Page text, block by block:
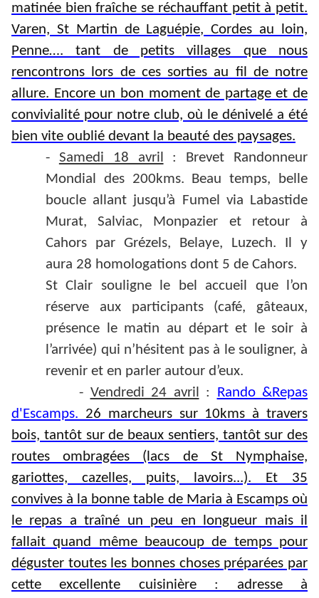
matinée bien fraîche se réchauffant petit à petit.
Varen, St Martin de Laguépie, Cordes au loin,
Penne…. tant de petits villages que nous
rencontrons lors de ces sorties au fil de notre
allure. Encore un bon moment de partage et de
convivialité pour notre club, où le dénivelé a été
bien vite oublié devant la beauté des paysages.
- Samedi 18 avril
: Brevet Randonneur
Mondial des 200kms. Beau temps, belle
boucle allant jusqu’à Fumel via Labastide
Murat, Salviac, Monpazier et retour à
Cahors par Grézels, Belaye, Luzech. Il y
aura 28 homologations dont 5 de Cahors.
St Clair souligne le bel accueil que l’on
réserve aux participants (café, gâteaux,
présence le matin au départ et le soir à
l’arrivée) qui n’hésitent pas à le souligner, à
revenir et en parler autour d’eux.
- Vendredi 24 avril :
Rando &Repas
d'Escamps. 26 marcheurs sur 10kms à travers
bois, tantôt sur de beaux sentiers, tantôt sur des
routes ombragées (lacs de St Nymphaise,
gariottes, cazelles, puits, lavoirs...). Et 35
convives à la bonne table de Maria à Escamps où
le repas a traîné un peu en longueur mais il
fallait quand même beaucoup de temps pour
déguster toutes les bonnes choses préparées par
cette excellente cuisinière : adresse à